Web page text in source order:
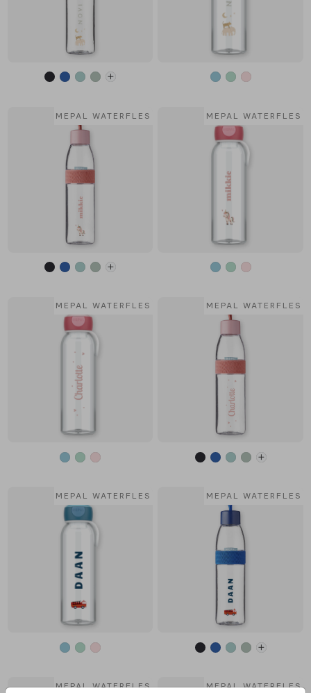
MEPAL WATERFLES MEPAL WATERFLES
MEPAL WATERFLES MEPAL WATERFLES
MEPAL WATERFLES MEPAL WATERFLES
MEPAL WATERFLES MEPAL WATERFLES